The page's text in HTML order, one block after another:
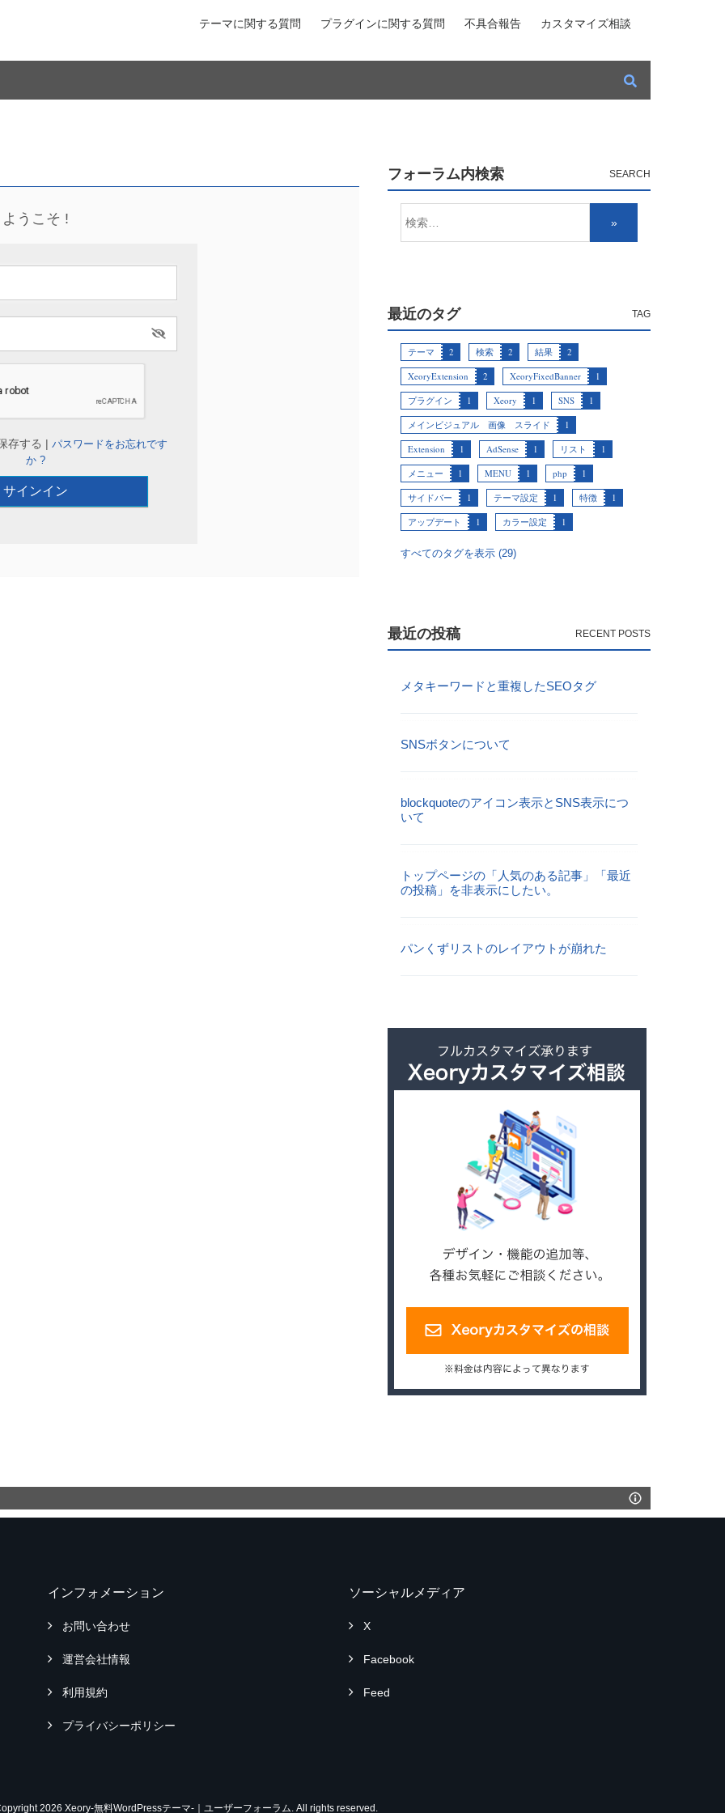
テーマに関する質問 プラグインに関する質問 不具合報告 カスタマイズ相談
ようこそ !
存する |パスワードをお忘れです
か ?
フォーラム内検索
最近のタグ
テーマ 2 検索 2 結果
2
XeoryExtension
2 XeoryFixedBanner
1
プラグイン
1 Xeory 1 SNS
1
メインビジュアル 画像 スライド
1
Extension
1 AdSense 1 リスト
1
メニュー
1 MENU 1 php
1
サイドバー
1 テーマ設定 1 特徴
1
アップデート
1 カラー設定 1
すべてのタグを表示 (29)
最近の投稿
メタキーワードと重複したSEOタグ
SNSボタンについて
blockquoteのアイコン表示とSNS表示につ
いて
トップページの「人気のある記事」「最近
の投稿」を非表示にしたい。
パンくずリストのレイアウトが崩れた
インフォメーション
お問い合わせ
運営会社情報
利用規約
プライバシーポリシー
ソーシャルメディア
X
Facebook
Feed
2026 Xeory-無料WordPressテーマ-｜ユーザーフォーラム. All rights reserved.